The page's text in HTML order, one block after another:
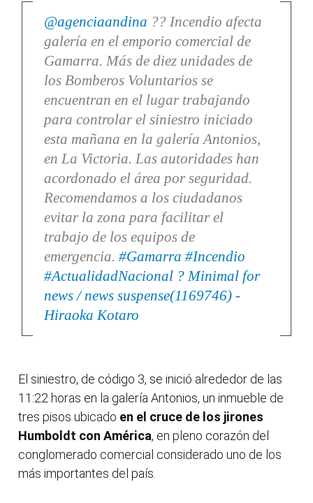
@agenciaandina ?? Incendio afecta
galería en el emporio comercial de
Gamarra. Más de diez unidades de
los Bomberos Voluntarios se
encuentran en el lugar trabajando
para controlar el siniestro iniciado
esta mañana en la galería Antonios,
en La Victoria. Las autoridades han
acordonado el área por seguridad.
Recomendamos a los ciudadanos
evitar la zona para facilitar el
trabajo de los equipos de
emergencia. #Gamarra #Incendio
#ActualidadNacional ? Minimal for
news / news suspense(1169746) -
Hiraoka Kotaro
El siniestro, de código 3, se inició alrededor de las
11:22 horas en la galería Antonios, un inmueble de
tres pisos ubicado en el cruce de los jirones
Humboldt con América, en pleno corazón del
conglomerado comercial considerado uno de los
más importantes del país.